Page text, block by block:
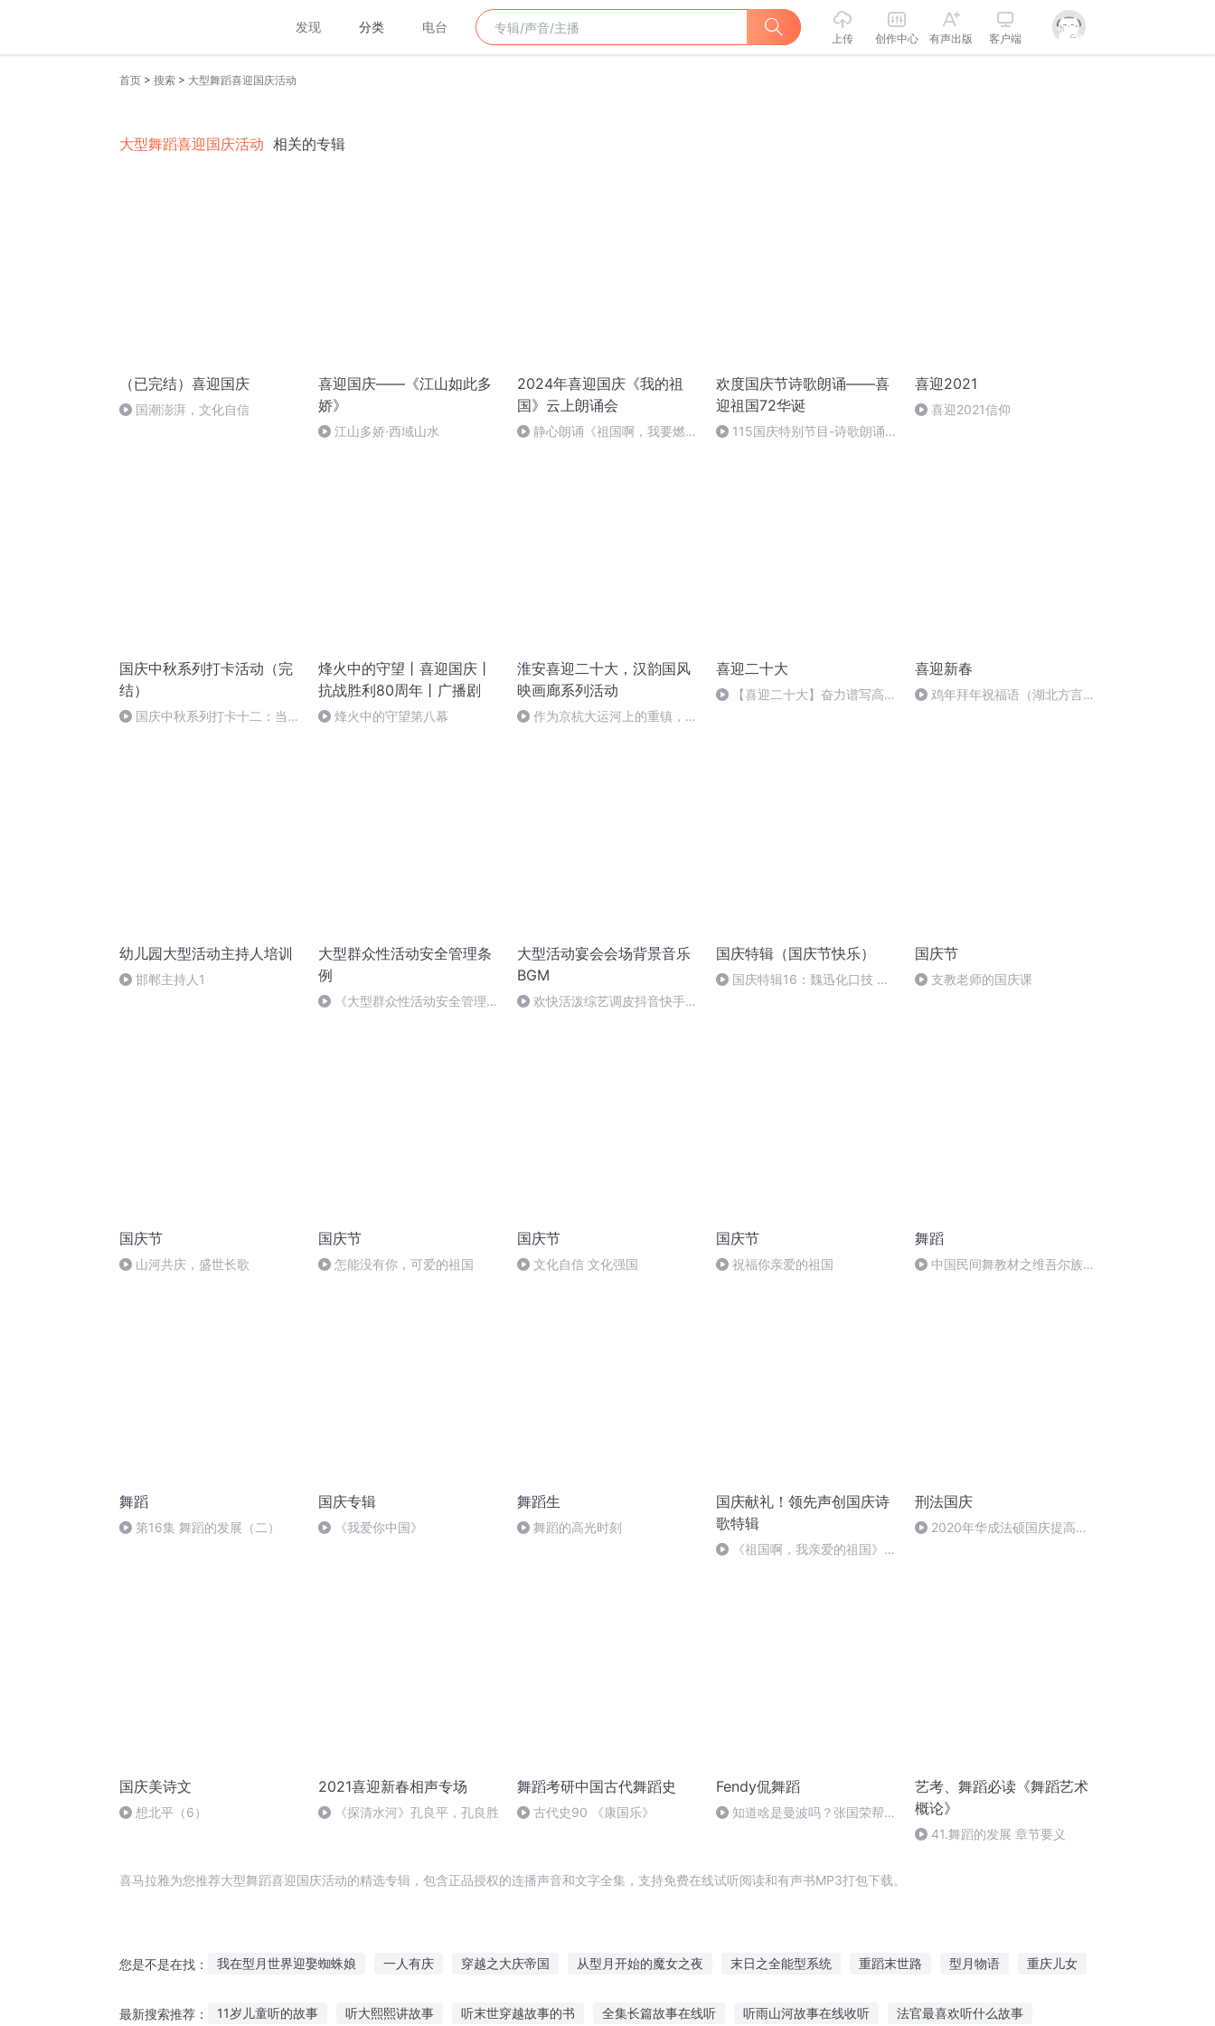
发现 分类 电台
上传 创作中心 有声出版 客户端
首页 > 搜索 > 大型舞蹈喜迎国庆活动
大型舞蹈喜迎国庆活动 相关的专辑
（已完结）喜迎国庆
国潮澎湃，文化自信
喜迎国庆——《江山如此多
娇》
江山多娇·西域山水
2024年喜迎国庆《我的祖
国》云上朗诵会
静心朗诵《祖国啊，我要燃
欢度国庆节诗歌朗诵——喜
迎祖国72华诞
115国庆特别节目-诗歌朗诵-
喜迎2021
喜迎2021信仰
国庆中秋系列打卡活动（完
结）
国庆中秋系列打卡十二：当阳
烽火中的守望丨喜迎国庆丨
抗战胜利80周年丨广播剧
烽火中的守望第八幕
淮安喜迎二十大，汉韵国风
映画廊系列活动
作为京杭大运河上的重镇，淮
喜迎二十大
【喜迎二十大】奋力谱写高质
喜迎新春
鸡年拜年祝福语（湖北方言
幼儿园大型活动主持人培训
邯郸主持人1
大型群众性活动安全管理条
例
《大型群众性活动安全管理条
大型活动宴会会场背景音乐
BGM
欢快活泼综艺调皮抖音快手短
国庆特辑（国庆节快乐）
国庆特辑16：魏迅化口技 二
国庆节
支教老师的国庆课
国庆节
山河共庆，盛世长歌
国庆节
怎能没有你，可爱的祖国
国庆节
文化自信 文化强国
国庆节
祝福你亲爱的祖国
舞蹈
中国民间舞教材之维吾尔族舞
舞蹈
第16集 舞蹈的发展（二）
国庆专辑
《我爱你中国》
舞蹈生
舞蹈的高光时刻
国庆献礼！领先声创国庆诗
歌特辑
《祖国啊，我亲爱的祖国》温
刑法国庆
2020年华成法硕国庆提高班
国庆美诗文
想北平（6）
2021喜迎新春相声专场
《探清水河》孔良平，孔良胜
舞蹈考研中国古代舞蹈史
古代史90 《康国乐》
Fendy侃舞蹈
知道啥是曼波吗？张国荣帮你
艺考、舞蹈必读《舞蹈艺术
概论》
41.舞蹈的发展 章节要义
喜马拉雅为您推荐大型舞蹈喜迎国庆活动的精选专辑，包含正品授权的连播声音和文字全集，支持免费在线试听阅读和有声书MP3打包下载。
您是不是在找： 我在型月世界迎娶蜘蛛娘 一人有庆 穿越之大庆帝国 从型月开始的魔女之夜 末日之全能型系统 重蹈末世路 型月物语 重庆儿女
最新搜索推荐： 11岁儿童听的故事 听大熙熙讲故事 听末世穿越故事的书 全集长篇故事在线听 听雨山河故事在线收听 法官最喜欢听什么故事